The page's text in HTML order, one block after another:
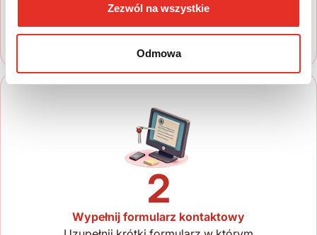
Zezwól na wszystkie
Odmowa
model, który najbardziej spełnia Twoje
oczekiwania
2
Wypełnij formularz kontaktowy